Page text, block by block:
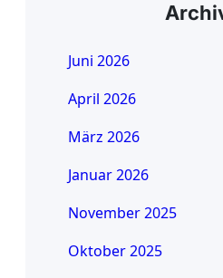
Juni 2026
April 2026
März 2026
Januar 2026
November 2025
Oktober 2025